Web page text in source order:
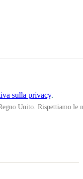
sulla privacy.
Unito. Rispettiamo